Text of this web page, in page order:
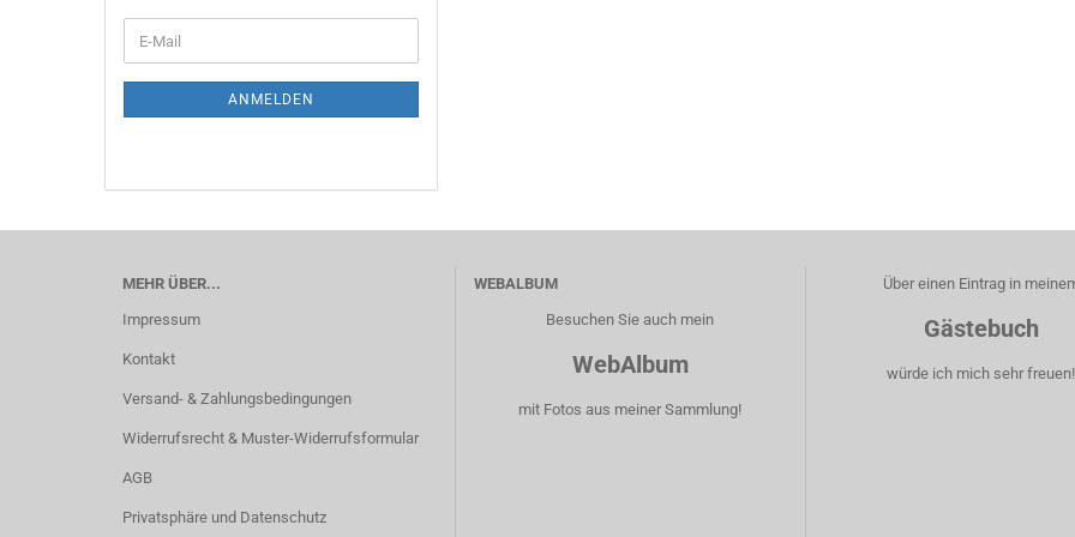
ZUR
E-
Mail
ANMELDEN
MEHR ÜBER...
Impressum
Kontakt
Versand- & Zahlungsbedingungen
Widerrufsrecht & Muster-Widerrufsformular
AGB
Privatsphäre und Datenschutz
WEBALBUM
Besuchen Sie auch mein
WebAlbum
mit Fotos aus meiner Sammlung!
Über einen Eintrag in
Gästebuch
würde ich mich sehr freuen!